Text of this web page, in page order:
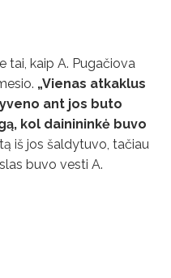
tai, kaip A. Pugačiova
„Vienas atkaklus
ant jos buto
kol dainininkė buvo
iš jos šaldytuvo, tačiau
buvo vesti A.